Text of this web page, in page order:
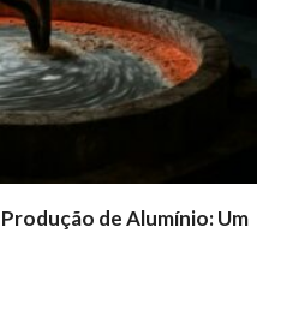
de Alumínio: Um